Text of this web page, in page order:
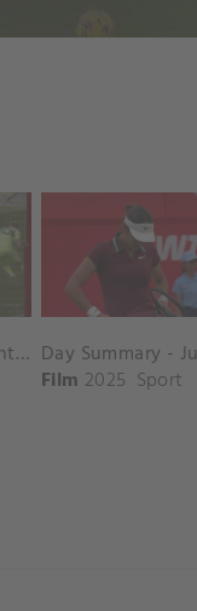
Ollie Watkins Highlights vs. Southampton
Film 2025 Sport